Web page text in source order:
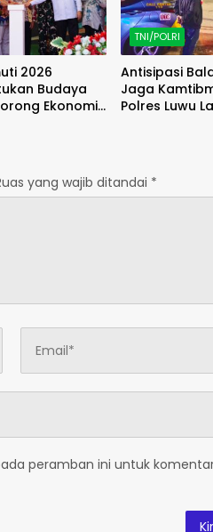
2026
Budaya
Ekonomi
TNI/POLRI
Antisipasi
Jaga
Polres Luwu
yang wajib ditandai *
peramban ini untuk